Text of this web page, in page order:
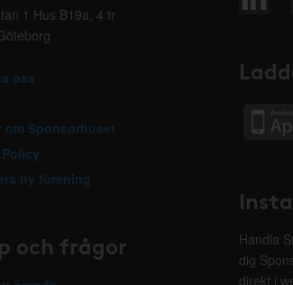
1 Hus B19a, 4 tr
oss
om Sponsorhuset
ny förening
och frågor
Handla
dig
direkt i